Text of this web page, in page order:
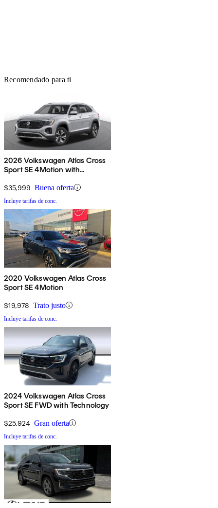
Recomendado para ti
2026 Volkswagen Atlas Cross
Sport SE 4Motion with
$35,999 Buena oferta
Incluye tarifas de conc.
2020 Volkswagen Atlas Cross
Sport SE 4Motion
$19,978 Trato justo
Incluye tarifas de conc.
2024 Volkswagen Atlas Cross
Sport SE FWD with Technology
$25,924 Gran oferta
Incluye tarifas de conc.